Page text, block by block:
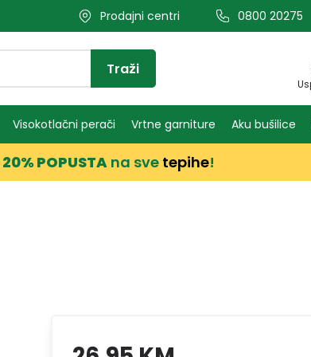
Prodajni centri 0800 20275
Traži
Visokotlačni perači Vrtne garniture Aku bušilice
20% POPUSTA na sve tepihe!